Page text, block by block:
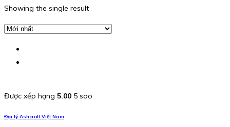
Showing the single result
Được xếp hạng 5.00 5 sao
Đại lý Ashcroft Việt Nam